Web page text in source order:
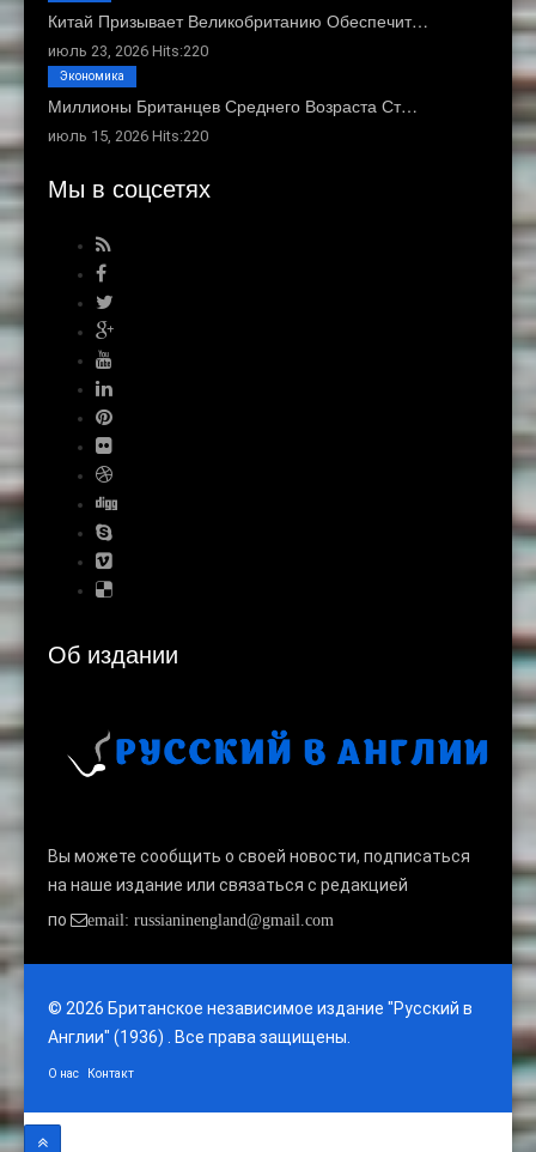
Китай Призывает Великобританию Обеспечит…
июль 23, 2026 Hits:220
Миллионы Британцев Среднего Возраста Ст…
июль 15, 2026 Hits:220
Экономика
Мы в соцсетях
Об издании
Вы можете сообщить о своей новости, подписаться
на наше издание или связаться с редакцией
по
email: russianinengland@gmail.com
© 2026 Британское независимое издание "Русский в
Англии" (1936) . Все права защищены.
О нас Контакт